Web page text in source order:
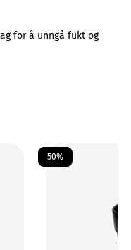
for å unngå fukt og
50%